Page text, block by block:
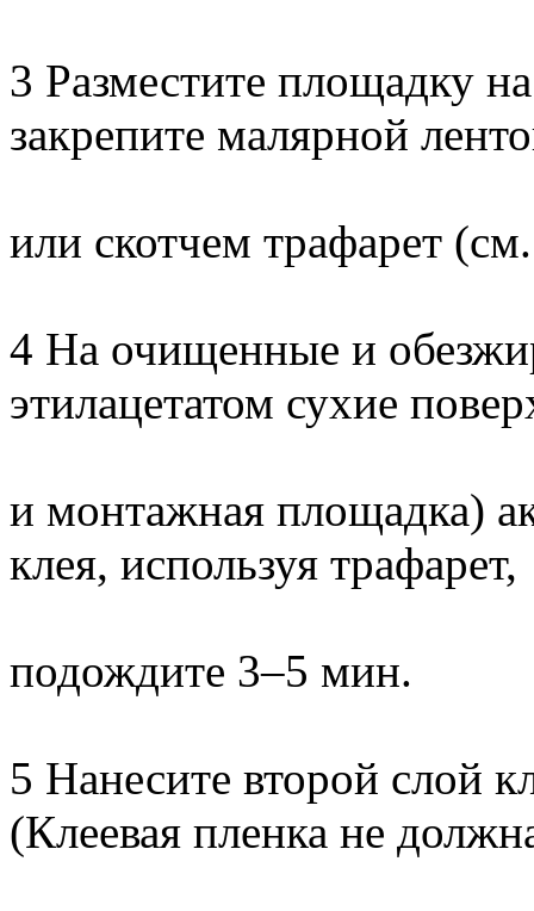
3 Разместите площадку
закрепите малярной
или скотчем трафарет
4 На очищенные и
этилацетатом сухие
и монтажная площадка)
клея, используя трафарет,
подождите 3–5 мин.
5 Нанесите второй слой
(Клеевая пленка не